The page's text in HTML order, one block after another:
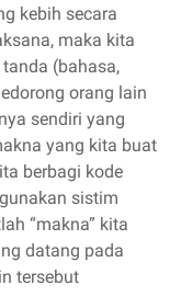
kebih secara
maka kita
(bahasa,
orang lain
sendiri yang
yang kita buat
berbagi kode
sistim
“makna” kita
datang pada
tersebut